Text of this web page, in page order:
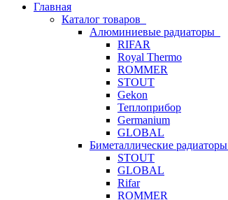
Главная
Каталог товаров
Алюминиевые радиаторы
RIFAR
Royal Thermo
ROMMER
STOUT
Gekon
Теплоприбор
Germanium
GLOBAL
Биметаллические радиаторы
STOUT
GLOBAL
Rifar
ROMMER